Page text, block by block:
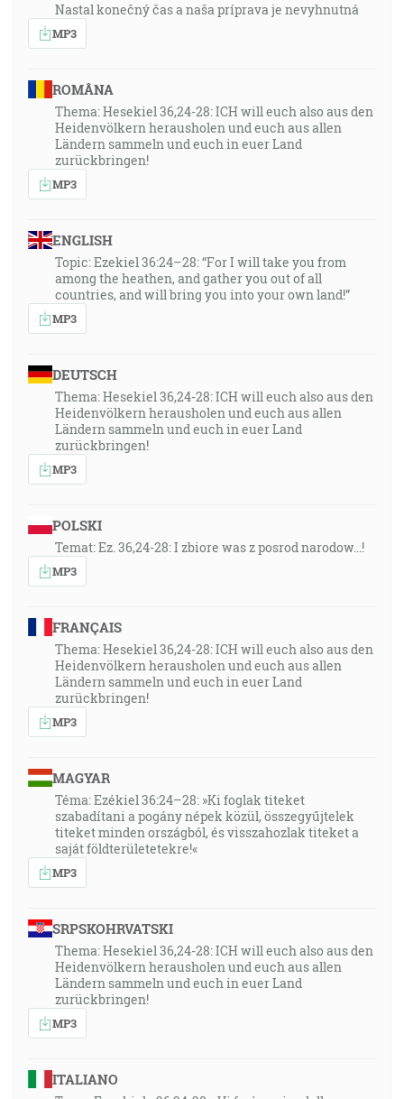
Nastal konečný čas a naša príprava je nevyhnutná
MP3
ROMÂNA
Thema: Hesekiel 36,24-28: ICH will euch also aus den
Heidenvölkern herausholen und euch aus allen
Ländern sammeln und euch in euer Land
zurückbringen!
MP3
ENGLISH
Topic: Ezekiel 36:24–28: “For I will take you from
among the heathen, and gather you out of all
countries, and will bring you into your own land!”
MP3
DEUTSCH
Thema: Hesekiel 36,24-28: ICH will euch also aus den
Heidenvölkern herausholen und euch aus allen
Ländern sammeln und euch in euer Land
zurückbringen!
MP3
POLSKI
Temat: Ez. 36,24-28: I zbiore was z posrod narodow...!
MP3
FRANÇAIS
Thema: Hesekiel 36,24-28: ICH will euch also aus den
Heidenvölkern herausholen und euch aus allen
Ländern sammeln und euch in euer Land
zurückbringen!
MP3
MAGYAR
Téma: Ezékiel 36:24–28: »Ki foglak titeket
szabadítani a pogány népek közül, összegyűjtelek
titeket minden országból, és visszahozlak titeket a
saját földterületetekre!«
MP3
SRPSKOHRVATSKI
Thema: Hesekiel 36,24-28: ICH will euch also aus den
Heidenvölkern herausholen und euch aus allen
Ländern sammeln und euch in euer Land
zurückbringen!
MP3
ITALIANO